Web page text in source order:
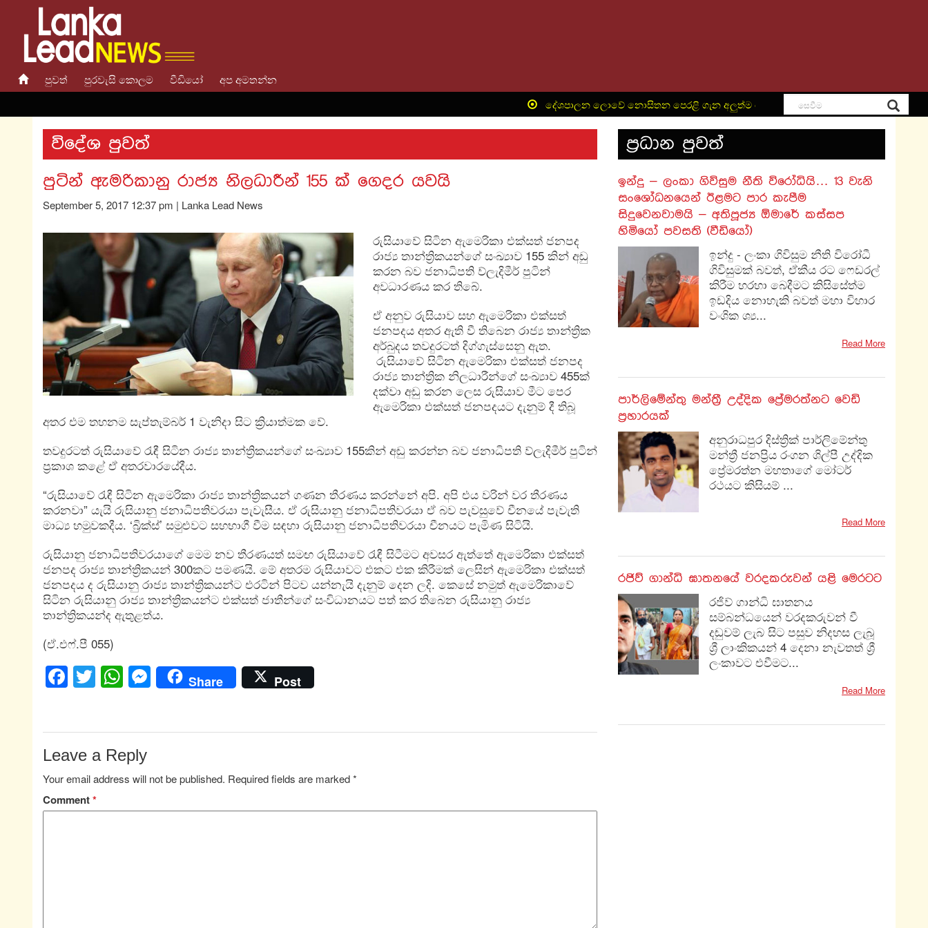
පුවත් පුරවැසි කොලම වීඩියෝ අප අමතන්න
දේශපාලන ලොවේ නොසිතන පෙරළි ගැන අලුත්ම තොරතුරු දැනගන්න පිවිසෙන්න – Lanka Lead
විදේශ පුවත්
පුටින් ඇමරිකානු රාජ්‍ය නිලධාරීන් 155 ක් ගෙදර යවයි
September 5, 2017 12:37 pm | Lanka Lead News
රුසියාවේ සිටින ඇමෙරිකා එක්සත් ජනපද
රාජ්‍ය තාන්ත්‍රිකයන්ගේ සංඛ්‍යාව 155 කින් අඩු
කරන බව ජනාධිපති ව්ලැදිමීර් පුටින්
අවධාරණය කර තිබේ.
ඒ අනුව රුසියාව සහ ඇමෙරිකා එක්සත්
ජනපදය අතර ඇති වී තිබෙන රාජ්‍ය තාන්ත්‍රික
අර්බුදය තවදුරටත් දිග්ගැස්සෙනු ඇත.
රුසියාවේ සිටින ඇමෙරිකා එක්සත් ජනපද
රාජ්‍ය තාන්ත්‍රික නිලධාරීන්ගේ සංඛ්‍යාව 455ක්
දක්වා අඩු කරන ලෙස රුසියාව මීට පෙර
ඇමෙරිකා එක්සත් ජනපදයට දැනුම් දී තිබූ
අතර එම තහනම සැප්තැම්බර් 1 වැනිදා සිට ක්‍රියාත්මක වේ.
තවදුරටත් රුසියාවේ රැඳී සිටින රාජ්‍ය තාන්ත්‍රිකයන්ගේ සංඛ්‍යාව 155කින් අඩු කරන්න බව ජනාධිපති ව්ලැදිමීර් පුටින්
ප්‍රකාශ කළේ ඒ අතරවාරයේදීය.
“රුසියාවේ රැඳී සිටින ඇමෙරිකා රාජ්‍ය තාන්ත්‍රිකයන් ගණන තීරණය කරන්නේ අපි. අපි එය වරින් වර තීරණය
කරනවා” යැයි රුසියානු ජනාධිපතිවරයා පැවැසීය. ඒ රුසියානු ජනාධිපතිවරයා ඒ බව පැවසුවේ චීනයේ පැවැති
මාධ්‍ය හමුවකදීය. ‘බ්‍රික්ස්’ සමුළුවට සහභාගී වීම සඳහා රුසියානු ජනාධිපතිවරයා චීනයට පැමිණ සිටියි.
රුසියානු ජනාධිපතිවරයාගේ මෙම නව තීරණයත් සමඟ රුසියාවේ රැඳී සිටීමට අවසර ඇත්තේ ඇමෙරිකා එක්සත්
ජනපද රාජ්‍ය තාන්ත්‍රිකයන් 300කට පමණයි. මේ අතරම රුසියාවට එකට එක කිරීමක් ලෙසින් ඇමෙරිකා එක්සත්
ජනපදය ද රුසියානු රාජ්‍ය තාන්ත්‍රිකයන්ට එරටින් පිටව යන්නැයි දැනුම් දෙන ලදි. කෙසේ නමුත් ඇමෙරිකාවේ
සිටින රුසියානු රාජ්‍ය තාන්ත්‍රිකයන්ට එක්සත් ජාතීන්ගේ සංවිධානයට පත් කර තිබෙන රුසියානු රාජ්‍ය
තාන්ත්‍රිකයන්ද ඇතුළත්ය.
(ඒ.එෆ්.පී 055)
Facebook
Twitter
WhatsApp
Messenger
Share Post
Leave a Reply
Your email address will not be published. Required fields are marked*
Comment*
ප‍්‍රධාන පුවත්
​ඉන්දු – ලංකා ගිවිසුම නීති විරෝධියි… 13 වැනි
සංශෝධනයෙන් ඊළමට පාර කැපීම
සිදුවෙනවාමයි – අතිපූජ්‍ය ඕමාරේ කස්සප
හිමියෝ පවසති (වීඩියෝ)
ඉන්දු - ලංකා ගිවිසුම නීති විරෝධී
ගිවිසුමක් බවත්, ඒකීය රට ෆෙඩරල්
කිරීම හරහා බෙදීමට කිසිසේත්ම
ඉඩදිය නොහැකි බවත් මහා විහාර
වංශික ශ්‍ය...
Read More
පාර්ලිමේන්තු මන්ත්‍රී උද්දික ප්‍රේමරත්නට වෙඩි
ප්‍රහාරයක්
අනුරාධපුර දිස්ත්‍රික් පාර්ලිමේන්තු
මන්ත්‍රී ජනප්‍රිය රංගන ශිල්පී උද්දික
ප්‍රේමරත්න මහතාගේ මෝටර්
රථයට කිසියම් ...
Read More
රජිව් ගාන්ධි ඝාතනයේ වරදකරුවන් යළි මෙරටට
රජිව් ගාන්ධි ඝාතනය
සම්බන්ධයෙන් වරදකරුවන් වී
දඬුවම් ලැබ සිට පසුව නිදහස ලැබූ
ශ්‍රී ලාංකිකයන් 4 දෙනා නැවතත් ශ්‍රී
ලංකාවට එවීමට...
Read More